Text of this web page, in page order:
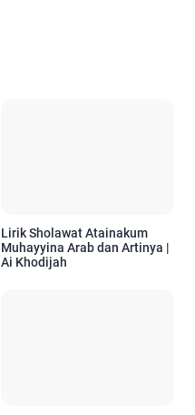
Lirik Sholawat Atainakum
Muhayyina Arab dan Artinya |
Ai Khodijah